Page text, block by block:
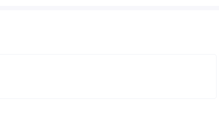
повреждена или отсутствует. Хранить в недоступном